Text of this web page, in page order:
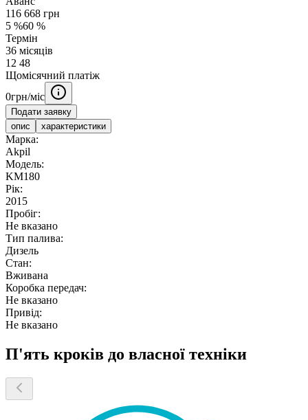
116 668 грн
5 %60 %
Термін
36 місяців
12 48
Щомісячний платіж
0грн/міс
Подати заявку
опис
характеристики
Марка:
Akpil
Модель:
KM180
Рік:
2015
Пробіг:
Не вказано
Тип палива:
Дизель
Стан:
Вживана
Коробка передач:
Не вказано
Привід:
Не вказано
П'ять кроків до власної техніки